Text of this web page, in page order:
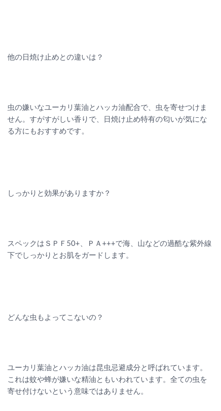
他の日焼け止めとの違いは？
虫の嫌いなユーカリ葉油とハッカ油配合で、虫を寄せつけま
せん。すがすがしい香りで、日焼け止め特有の匂いが気にな
る方にもおすすめです。
しっかりと効果がありますか？
スペックはＳＰＦ50+、ＰＡ+++で海、山などの過酷な紫外線
下でしっかりとお肌をガードします。
どんな虫もよってこないの？
ユーカリ葉油とハッカ油は昆虫忌避成分と呼ばれています。
これは蚊や蜂が嫌いな精油ともいわれています。全ての虫を
寄せ付けないという意味ではありません。